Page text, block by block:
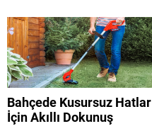
Bahçede Kusursuz Hatlar
İçin Akıllı Dokunuş